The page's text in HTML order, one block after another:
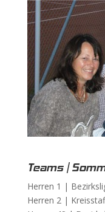
Teams |
Herren 1 |
Herren 2 |